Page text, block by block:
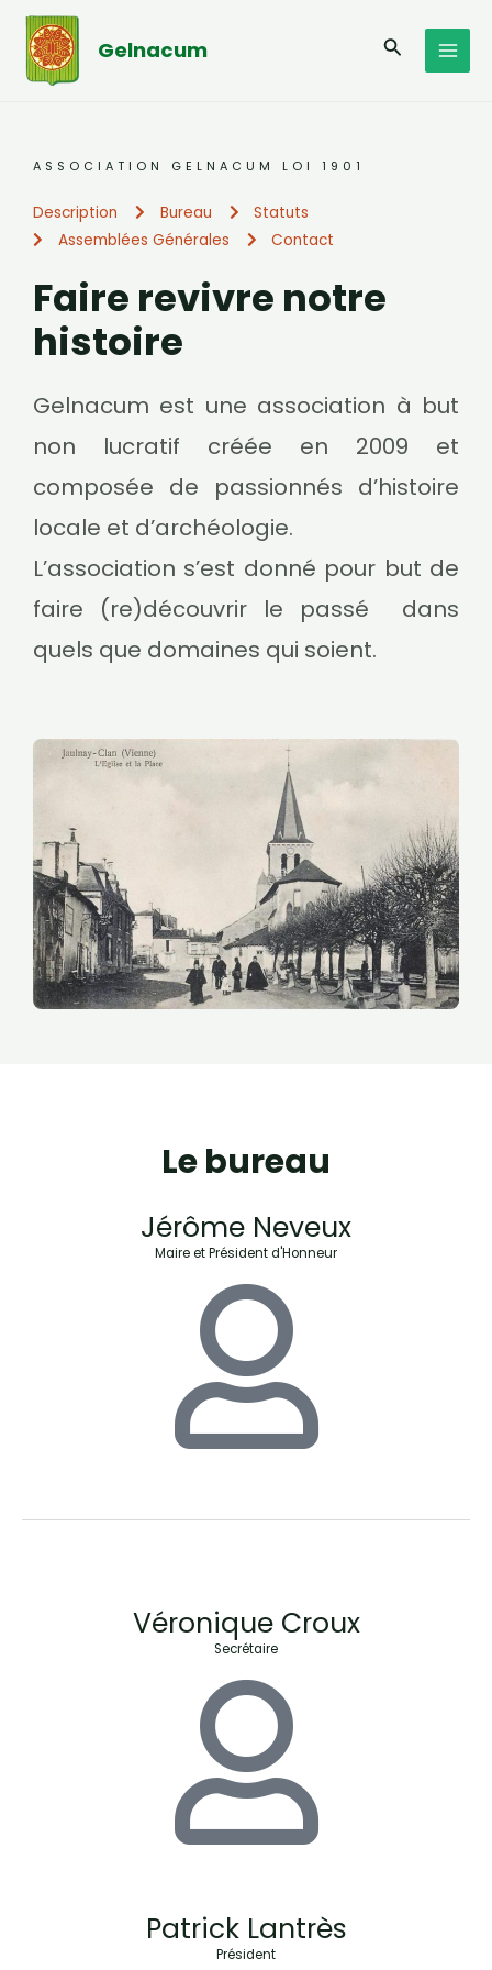
Aller
contenu
Gelnacum
ASSOCIATION GELNACUM LOI 1901
Description Bureau
Statuts
Assemblées Générales
Contact
Faire revivre notre
histoire
Gelnacum est une association à but
non lucratif créée en 2009 et
composée de passionnés d’histoire
locale et d’archéologie.
L’association s’est donné pour but de
faire (re)découvrir le passé dans
quels que domaines qui soient.
Le bureau
Jérôme Neveux
Maire et Président d'Honneur
Véronique Croux
Secrétaire
Patrick Lantrès
Président